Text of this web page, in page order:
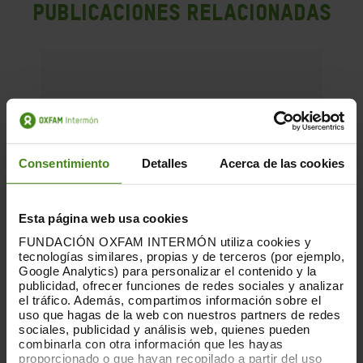
Consentimiento Detalles Acerca de las cookies
Esta página web usa cookies
FUNDACIÓN OXFAM INTERMÓN utiliza cookies y
tecnologías similares, propias y de terceros (por ejemplo,
Google Analytics) para personalizar el contenido y la
publicidad, ofrecer funciones de redes sociales y analizar
el tráfico. Además, compartimos información sobre el
uso que hagas de la web con nuestros partners de redes
sociales, publicidad y análisis web, quienes pueden
combinarla con otra información que les hayas
proporcionado o que hayan recopilado a partir del uso
PUBLICACIONES RELACIONADAS